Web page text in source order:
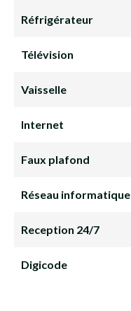
Réfrigérateur
Télévision
Vaisselle
Internet
Faux plafond
Réseau informatique
Reception 24/7
Digicode